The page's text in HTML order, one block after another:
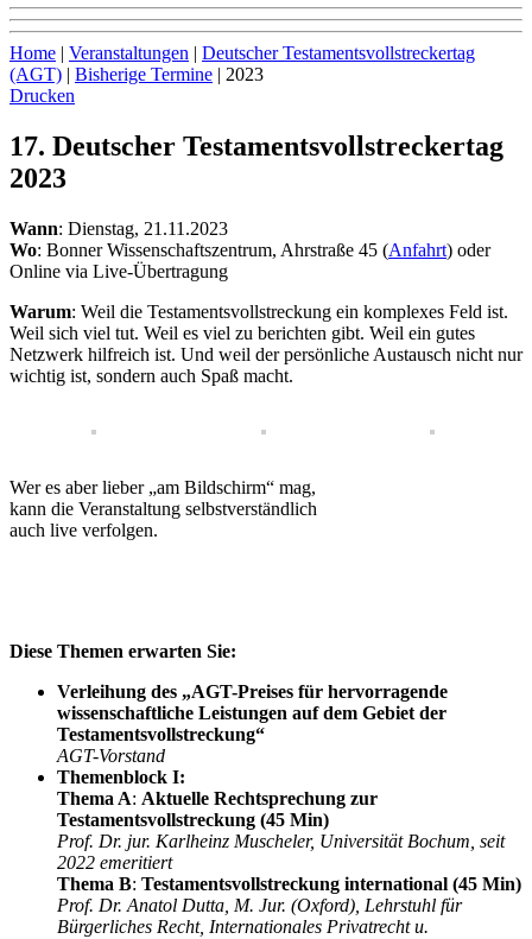
Home | Veranstaltungen | Deutscher Testamentsvollstreckertag
(AGT) | Bisherige Termine | 2023
Drucken
17. Deutscher Testamentsvollstreckertag
2023
Wann: Dienstag, 21.11.2023
Wo: Bonner Wissenschaftszentrum, Ahrstraße 45 (Anfahrt) oder
Online via Live-Übertragung
Warum: Weil die Testamentsvollstreckung ein komplexes Feld ist.
Weil sich viel tut. Weil es viel zu berichten gibt. Weil ein gutes
Netzwerk hilfreich ist. Und weil der persönliche Austausch nicht nur
wichtig ist, sondern auch Spaß macht.
Wer es aber lieber „am Bildschirm“ mag,
kann die Veranstaltung selbstverständlich
auch live verfolgen.
Diese Themen erwarten Sie:
Verleihung des „AGT-Preises für hervorragende
wissenschaftliche Leistungen auf dem Gebiet der
Testamentsvollstreckung“
AGT-Vorstand
Themenblock I:
Thema A: Aktuelle Rechtsprechung zur
Testamentsvollstreckung (45 Min)
Prof. Dr. jur. Karlheinz Muscheler, Universität Bochum, seit
2022 emeritiert
Thema B: Testamentsvollstreckung international (45 Min)
Prof. Dr. Anatol Dutta, M. Jur. (Oxford), Lehrstuhl für
Bürgerliches Recht, Internationales Privatrecht u.